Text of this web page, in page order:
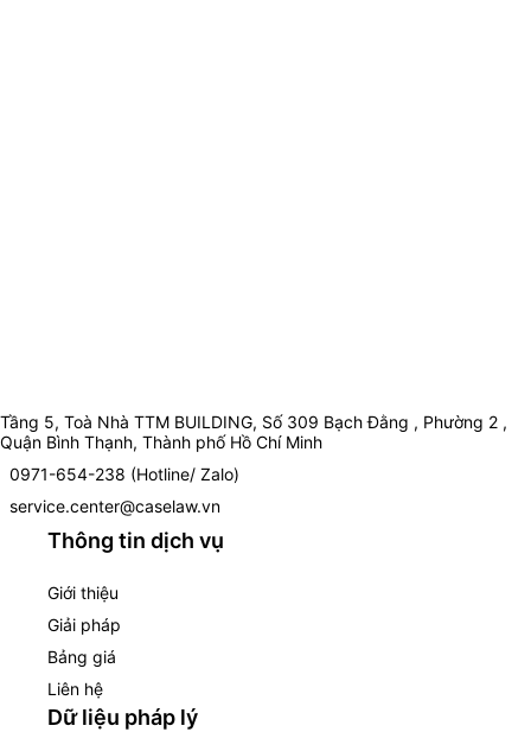
Tầng 5, Toà Nhà TTM BUILDING, Số 309 Bạch Đằng , Phường 2 ,
Quận Bình Thạnh, Thành phố Hồ Chí Minh
0971-654-238 (Hotline/ Zalo)
service.center@caselaw.vn
Thông tin dịch vụ
Giới thiệu
Giải pháp
Bảng giá
Liên hệ
Dữ liệu pháp lý